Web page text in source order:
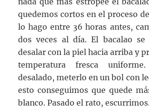
quedemos cortos en el proceso
lo hago entre 36 horas antes,
dos veces al día. El bacalao se
desalar con la piel hacia arriba y
temperatura fresca
desalado, meterlo en un bol con
esto conseguimos que quede
blanco. Pasado el rato, escurrimos.